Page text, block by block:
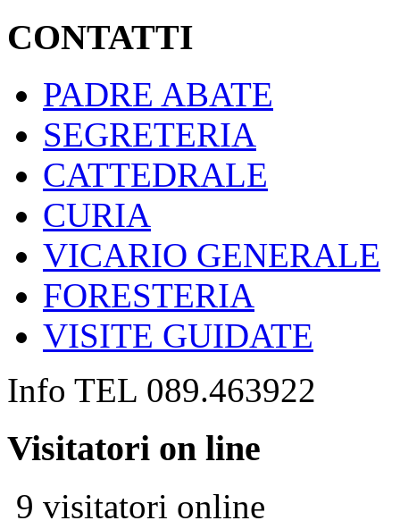
CONTATTI
PADRE ABATE
SEGRETERIA
CATTEDRALE
CURIA
VICARIO GENERALE
FORESTERIA
VISITE GUIDATE
Info TEL 089.463922
Visitatori on line
9 visitatori online